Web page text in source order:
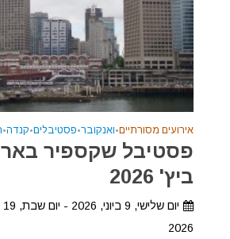
אירועים מסורתיים•ואנקובר•פסטיבלים•קנדה•
פסטיבל שקספיר
ביץ' 2026
2026